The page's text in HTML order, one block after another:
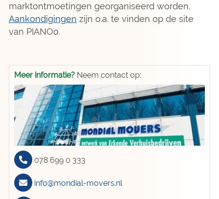
marktontmoetingen georganiseerd worden.
Aankondigingen zijn o.a. te vinden op de site
van PIANOo.
Meer informatie?Neem contact op:
078 699 0 333
info@mondial-movers.nl